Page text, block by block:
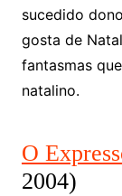
sucedido
gosta de
fantasmas
natalino.
O
2004)